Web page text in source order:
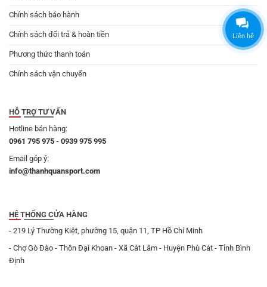
Chính sách bảo hành
Chính sách đổi trả & hoàn tiền
Phương thức thanh toán
Chính sách vận chuyển
HỖ TRỢ TƯ VẤN
Hotline bán hàng:
0961 795 975 - 0939 975 995
Email góp ý:
info@thanhquansport.com
HỆ THỐNG CỬA HÀNG
- 219 Lý Thường Kiệt, phường 15, quận 11, TP Hồ Chí Minh
- Chợ Gò Đào - Thôn Đại Khoan - Xã Cát Lâm - Huyện Phù Cát - Tỉnh Bình
Định
Liên hệ